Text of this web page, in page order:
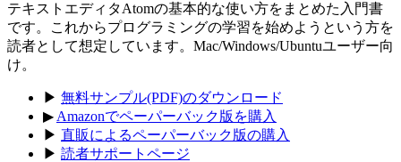
テキストエディタAtomの基本的な使い方をまとめた入門書
です。これからプログラミングの学習を始めようという方を
読者として想定しています。Mac/Windows/Ubuntuユーザー向
け。
▶ 無料サンプル(PDF)のダウンロード
▶ Amazonでペーパーバック版を購入
▶ 直販によるペーパーバック版の購入
▶ 読者サポートページ